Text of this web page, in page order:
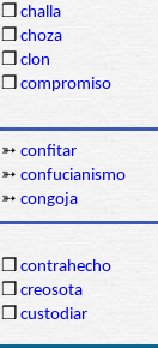
❒ challa
❒ choza
❒ clon
❒ compromiso
➳ confitar
➳ confucianismo
➳ congoja
❒ contrahecho
❒ creosota
❒ custodiar